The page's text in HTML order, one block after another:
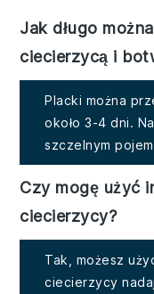
Jak długo
ciecierzycą i
Placki można
około 3-4 dni.
szczelnym
Czy mogę użyć
ciecierzycy?
Tak, możesz
ciecierzycy